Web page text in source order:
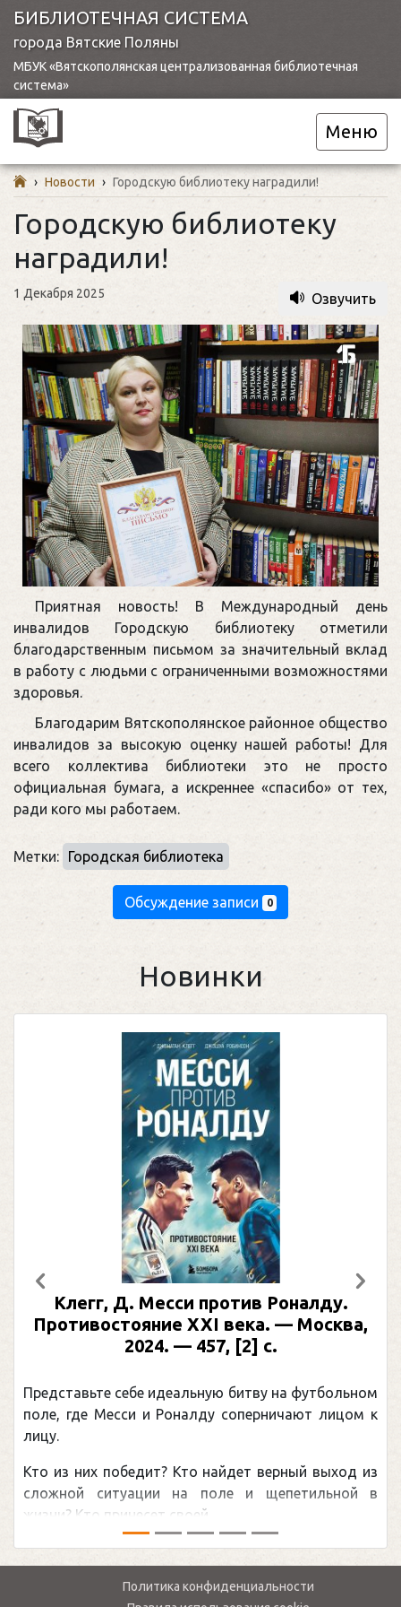
БИБЛИОТЕЧНАЯ СИСТЕМА
города Вятские Поляны
МБУК «Вятскополянская централизованная библиотечная
система»
Меню
› Новости › Городскую библиотеку наградили!
Городскую библиотеку
наградили!
1 Декабря 2025 Озвучить
Приятная новость! В Международный день
инвалидов Городскую библиотеку отметили
благодарственным письмом за значительный вклад
в работу с людьми с ограниченными возможностями
здоровья.
Благодарим Вятскополянское районное общество
инвалидов за высокую оценку нашей работы! Для
всего коллектива библиотеки это не просто
официальная бумага, а искреннее «спасибо» от тех,
ради кого мы работаем.
Метки: Городская библиотека
Обсуждение записи 0
Новинки
Клегг, Д. Месси против Роналду.
Противостояние XXI века. — Москва,
2024. — 457, [2] с.
Представьте себе идеальную битву на футбольном
поле, где Месси и Роналду соперничают лицом к
лицу.
Кто из них победит? Кто найдет верный выход из
сложной ситуации на поле и щепетильной в
жизни? Кто принесет своей ...
Предыдущий
Политика конфиденциальности